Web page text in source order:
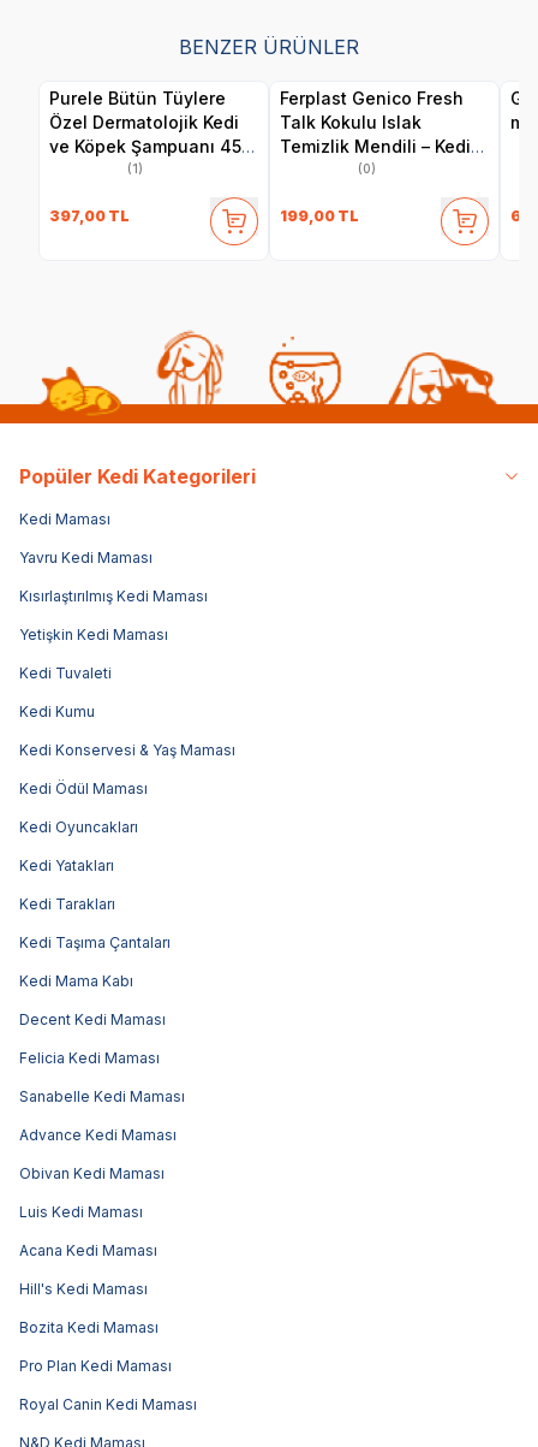
BENZER ÜRÜNLER
Purele Bütün Tüylere
Özel Dermatolojik Kedi
ve Köpek Şampuanı 450
(1)
397,00 TL
Ferplast Genico Fresh
Talk Kokulu Islak
Temizlik Mendili – Kedi
ve Köpekler İçin, 40 Adet
(0)
199,00 TL
ml
Popüler Kedi Kategorileri
Kedi Maması
Yavru Kedi Maması
Kısırlaştırılmış Kedi Maması
Yetişkin Kedi Maması
Kedi Tuvaleti
Kedi Kumu
Kedi Konservesi & Yaş Maması
Kedi Ödül Maması
Kedi Oyuncakları
Kedi Yatakları
Kedi Tarakları
Kedi Taşıma Çantaları
Kedi Mama Kabı
Decent Kedi Maması
Felicia Kedi Maması
Sanabelle Kedi Maması
Advance Kedi Maması
Obivan Kedi Maması
Luis Kedi Maması
Acana Kedi Maması
Hill's Kedi Maması
Bozita Kedi Maması
Pro Plan Kedi Maması
Royal Canin Kedi Maması
N&D Kedi Maması